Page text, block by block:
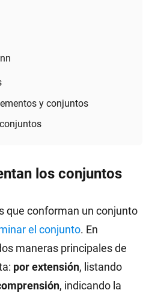
y conjuntos
los conjuntos
que conforman un conjunto
el conjunto. En
maneras principales de
por extensión, listando
, indicando la